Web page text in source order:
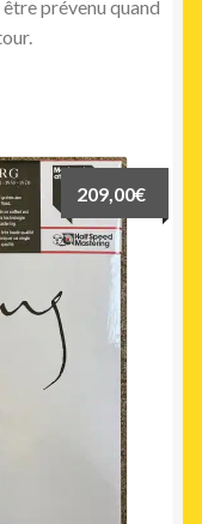
prévenu quand
209,00€